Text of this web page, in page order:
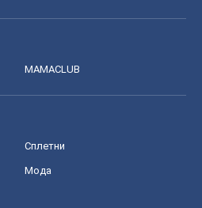
MAMACLUB
Сплетни
Мода